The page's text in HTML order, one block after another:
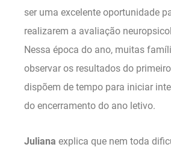
ser uma excelente oportunidade
realizarem a avaliação
Nessa época do ano, muitas
observar os resultados do
dispõem de tempo para iniciar
do encerramento do ano letivo.
Juliana explica que nem toda